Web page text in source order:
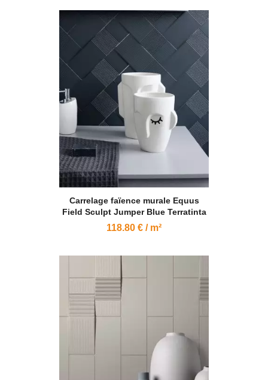
Carrelage faïence murale Equus
Field Sculpt Jumper Blue Terratinta
118.80 € / m²